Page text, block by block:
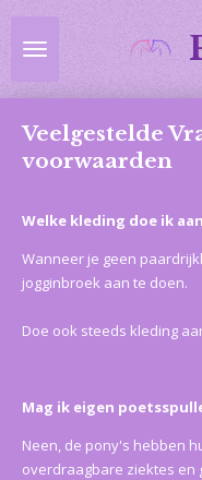
direct
Veelgestelde
voorwaarden
Welke kleding doe ik
Wanneer je geen
jogginbroek aan te doen.
Doe ook steeds kleding
Mag ik eigen
Neen, de pony's hebben
overdraagbare ziektes en